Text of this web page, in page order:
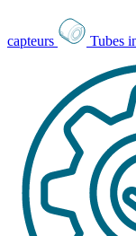
capteurs Tubes